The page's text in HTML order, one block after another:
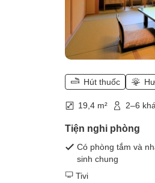
Hút thuốc
19,4 m² 2–6
Tiện nghi phòng
Có phòng tắm và
sinh chung
Tivi